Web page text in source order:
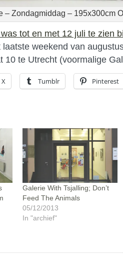
– Zondagmiddag – 195x300cm
tot en met 12 juli te zien
laatste weekend van
10 te Utrecht (voormalige
X Tumblr Pinterest
Galerie With Tsjalling; Don’t
Feed The Animals
05/12/2013
In "archief"